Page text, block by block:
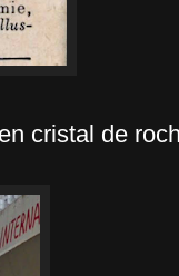
cristal de